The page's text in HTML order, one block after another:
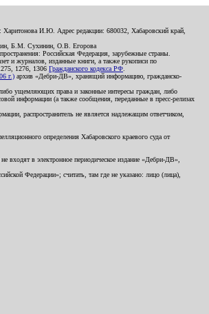
Харитонова И.Ю. Адрес редакции: 680032, Хабаровский край,
Б.М. Сухинин, О.В. Егорова
Российская Федерация, зарубежные страны.
и журналов, изданные книги, а также рукописи по
1276, 1306 Гражданского кодекса РФ
г.) архив «Дебри-ДВ», хранящий информацию, гражданско-
ущемляющих права и законные интересы граждан, либо
информации (а также сообщения, переданные в пресс-релизах
распространитель не является надлежащим ответчиком,
определения Хабаровского краевого суда от
входят в электронное периодическое издание «Дебри-ДВ»,
Федерации»; считать, там где не указано: лицо (лица),